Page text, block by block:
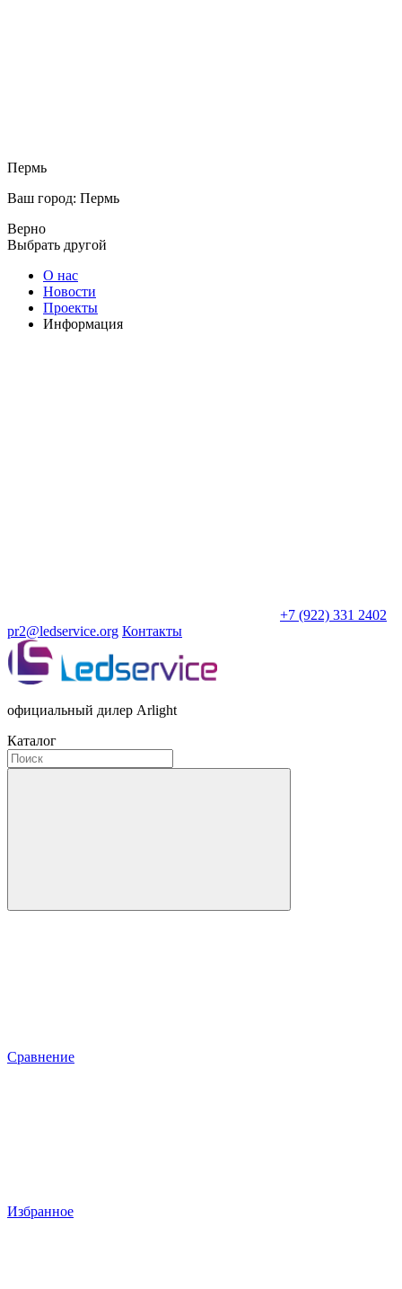
Пермь
Ваш город: Пермь
Верно
Выбрать другой
О нас
Новости
Проекты
Информация
+7 (922) 331 2402
pr2@ledservice.org Контакты
официальный дилер Arlight
Каталог
Сравнение
Избранное